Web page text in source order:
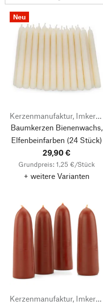
Neu
Kerzenmanufaktur, Imkerei & Gänserei Stephan Becker
Baumkerzen Bienenwachs,
Elfenbeinfarben (24 Stück)
29,90 €
Grundpreis: 1,25 €/Stück
+ weitere Varianten
Kerzenmanufaktur, Imkerei & Gänserei Stephan Becker